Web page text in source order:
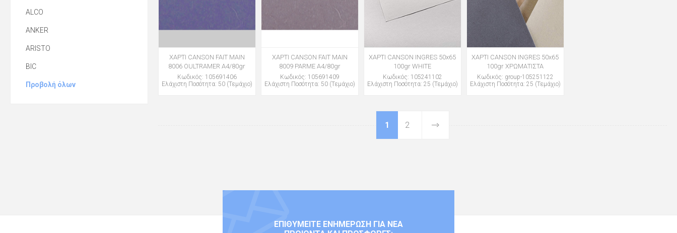
ΧΑΡΤΙ CANSON FAIT MAIN
8006 OULTRAMER Α4/80gr
Κωδικός: 105691406
Ελάχιστη Ποσότητα: 50 (Τεμάχιο)
ΧΑΡΤΙ CANSON FAIT MAIN
8009 PARME Α4/80gr
Κωδικός: 105691409
Ελάχιστη Ποσότητα: 50 (Τεμάχιο)
ΧΑΡΤΙ CANSON INGRES 50x65
100gr WHITE
Κωδικός: 105241102
Ελάχιστη Ποσότητα: 25 (Τεμάχιο)
ΧΑΡΤΙ CANSON INGRES 50x65
100gr ΧΡΩΜΑΤΙΣΤΑ
Κωδικός: group-105251122
Ελάχιστη Ποσότητα: 25 (Τεμάχιο)
1 2
ALCO
ANKER
ARISTO
BIC
Προβολή όλων
ΕΠΙΘΥΜΕΊΤΕ ΕΝΗΜΈΡΩΣΗ ΓΙΑ ΝΈΑ